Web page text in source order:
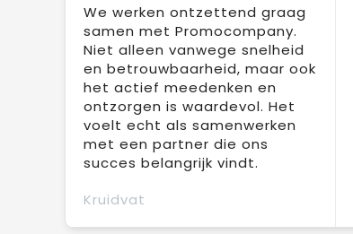
We werken ontzettend graag
samen met Promocompany.
Niet alleen vanwege snelheid
en betrouwbaarheid, maar ook
het actief meedenken en
ontzorgen is waardevol. Het
voelt echt als samenwerken
met een partner die ons
succes belangrijk vindt.
Kruidvat